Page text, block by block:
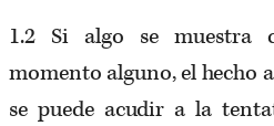
1.2 Si algo se muestra
momento alguno, el hecho
se puede acudir a la